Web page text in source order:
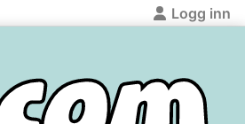
Logg inn